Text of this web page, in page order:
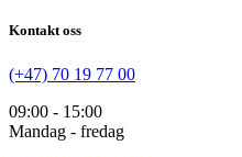
Kontakt oss
(+47) 70 19 77 00
09:00 - 15:00
Mandag - fredag